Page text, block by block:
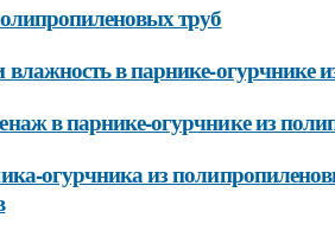
труб
влажность в парнике-огурчнике
в парнике-огурчнике из
огурчника из